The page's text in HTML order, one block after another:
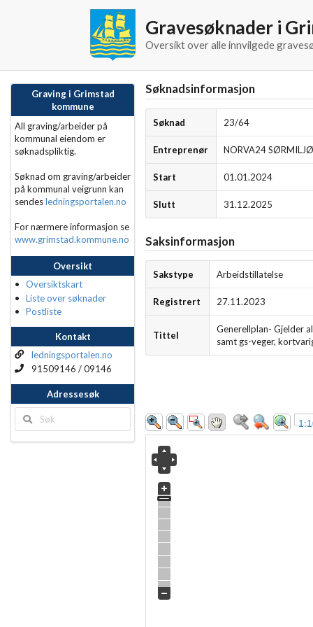
Gravesøknader i
Oversikt over alle innvilgede
Graving i Grimstad
kommune
All graving/arbeider på
kommunal eiendom er
søknadspliktig.
Søknad om graving/arbeider
på kommunal veigrunn kan
sendesledningsportalen.no
For nærmere informasjon se
www.grimstad.kommune.no
Oversikt
Oversiktskart
Liste over søknader
Postliste
Kontakt
ledningsportalen.no
91509146 / 09146
Adressesøk
Søknadsinformasjon
Søknad 23/64
Entreprenør NORVA24
Start 01.01.2024
Slutt 31.12.2025
Saksinformasjon
Sakstype Arbeidstillatelse
Registrert 27.11.2023
Tittel
Generellplan- Gjelder
samt gs-veger,